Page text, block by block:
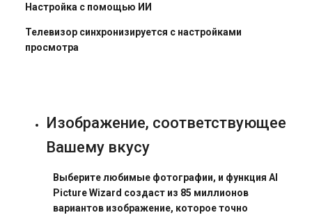
Настройка с помощью ИИ
Телевизор синхронизируется с настройками
просмотра
Изображение, соответствующее
Вашему вкусу
Выберите любимые фотографии, и функция AI
Picture Wizard создаст из 85 миллионов
вариантов изображение, которое точно